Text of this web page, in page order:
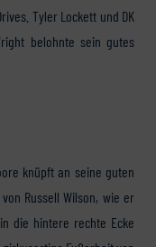
Tyler Lockett und DK
belohnte sein gutes
knüpft an seine guten
Russell Wilson, wie er
die hintere rechte Ecke